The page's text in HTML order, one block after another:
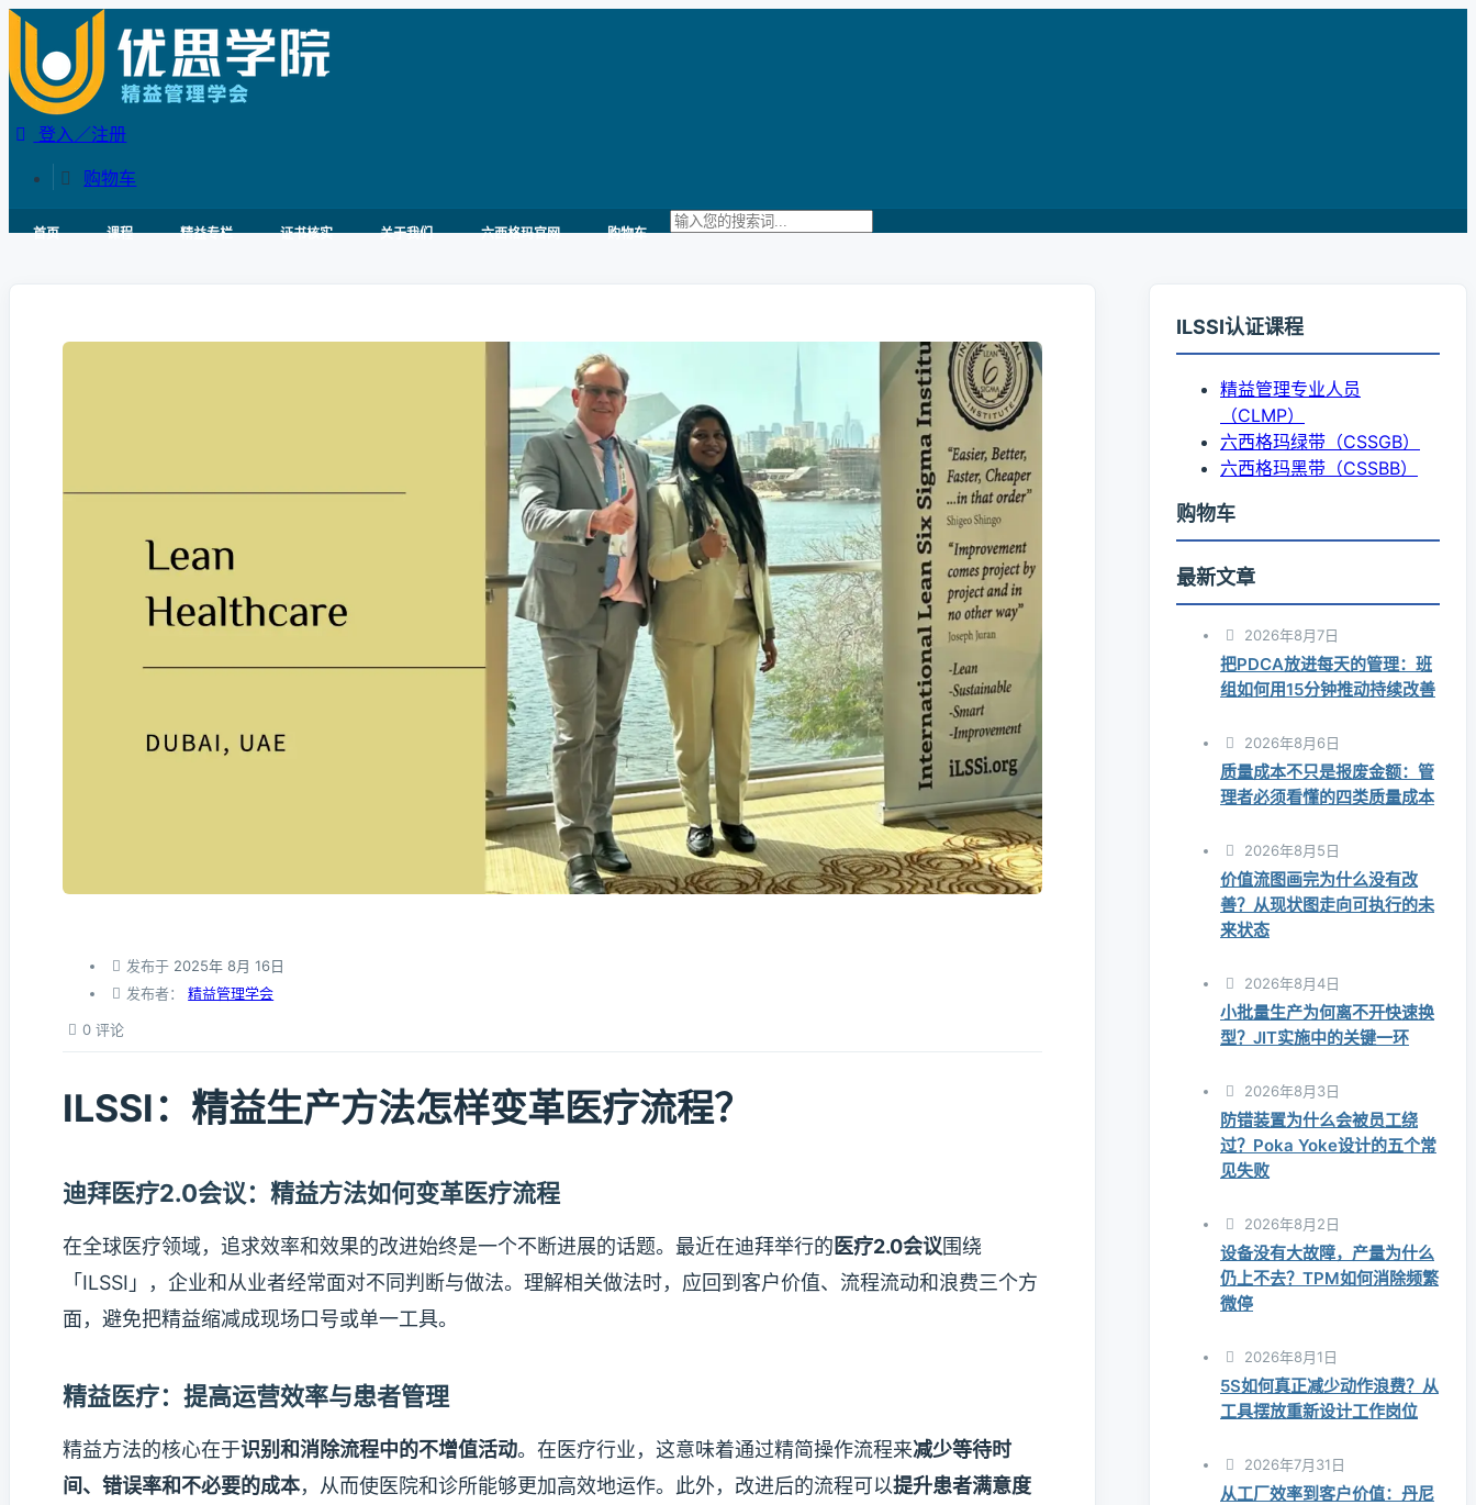
登入／注册
购物车
首页 课程 精益专栏 证书核实 关于我们 六西格玛官网 购物车
ILSSI认证课程
精益管理专业人员
（CLMP）
六西格玛绿带（CSSGB）
六西格玛黑带（CSSBB）
购物车
最新文章
2026年8月7日
把PDCA放进每天的管理：班
组如何用15分钟推动持续改善
2026年8月6日
质量成本不只是报废金额：管
理者必须看懂的四类质量成本
2026年8月5日
价值流图画完为什么没有改
善？从现状图走向可执行的未
来状态
2026年8月4日
小批量生产为何离不开快速换
型？JIT实施中的关键一环
2026年8月3日
防错装置为什么会被员工绕
过？Poka Yoke设计的五个常
见失败
2026年8月2日
设备没有大故障，产量为什么
仍上不去？TPM如何消除频繁
微停
2026年8月1日
5S如何真正减少动作浪费？从
工具摆放重新设计工作岗位
2026年7月31日
从工厂效率到客户价值：丹尼
发布于 2025年 8月 16日
发布者：精益管理学会
0 评论
ILSSI：精益生产方法怎样变革医疗流程？
迪拜医疗2.0会议：精益方法如何变革医疗流程
在全球医疗领域，追求效率和效果的改进始终是一个不断进展的话题。最近在迪拜举行的 医疗2.0会议围绕
「ILSSI」，企业和从业者经常面对不同判断与做法。理解相关做法时，应回到客户价值、流程流动和浪费三个方
面，避免把精益缩减成现场口号或单一工具。
精益医疗：提高运营效率与患者管理
精益方法的核心在于识别和消除流程中的不增值活动。在医疗行业，这意味着通过精简操作流程来减少等待时
间、错误率和不必要的成本，从而使医院和诊所能够更加高效地运作。此外，改进后的流程可以提升患者满意度